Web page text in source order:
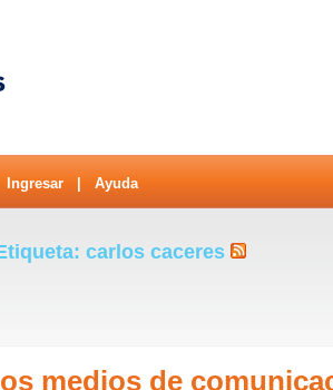
Ingresar Ayuda
carlos caceres
medios de